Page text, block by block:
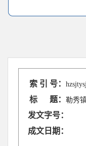
索 引 号：
标 题：勒秀
发文字号：
成文日期：